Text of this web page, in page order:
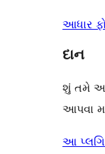
આધાર
દાન
શું તમે આ
આપવા
આ